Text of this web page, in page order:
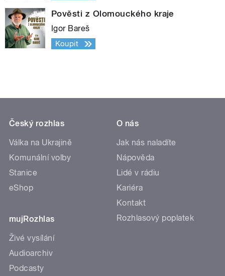
Pověsti z Olomouckého kraje
Igor Bareš
Koupit
Český rozhlas
Válka na Ukrajině
Komunální volby
Stanice
eShop
mujRozhlas
Živé vysílání
Audioarchiv
Podcasty
O nás
Jak nás naladíte
Nápověda
Lidé v rádiu
Kariéra
Kontakt
Rozhlasový poplatek